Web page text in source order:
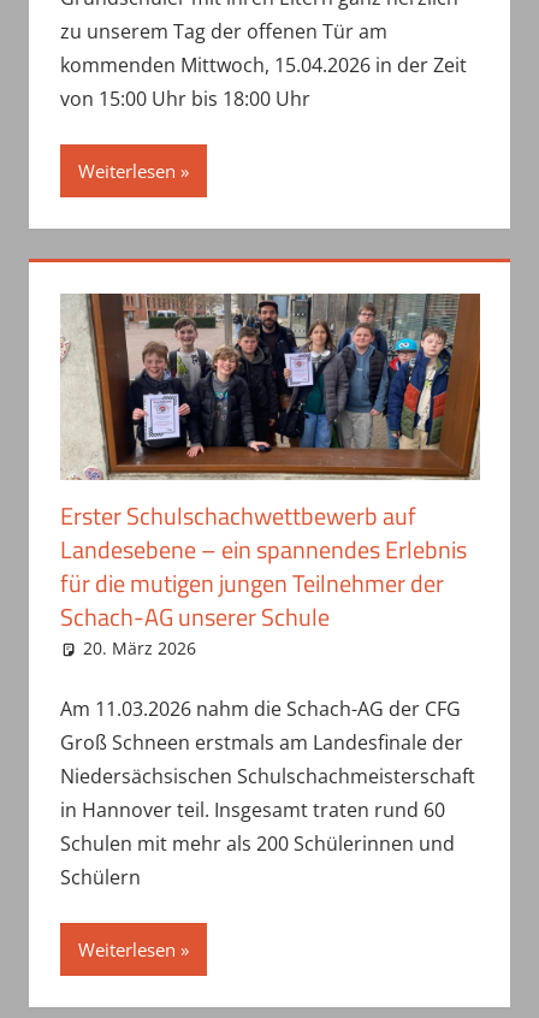
zu unserem Tag der offenen Tür am
kommenden Mittwoch, 15.04.2026 in der Zeit
von 15:00 Uhr bis 18:00 Uhr
Weiterlesen
Erster Schulschachwettbewerb auf
Landesebene – ein spannendes Erlebnis
für die mutigen jungen Teilnehmer der
Schach-AG unserer Schule
20. März 2026
Am 11.03.2026 nahm die Schach-AG der CFG
Groß Schneen erstmals am Landesfinale der
Niedersächsischen Schulschachmeisterschaft
in Hannover teil. Insgesamt traten rund 60
Schulen mit mehr als 200 Schülerinnen und
Schülern
Weiterlesen